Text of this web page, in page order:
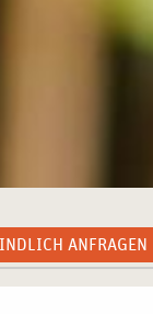
ANFRAGEN